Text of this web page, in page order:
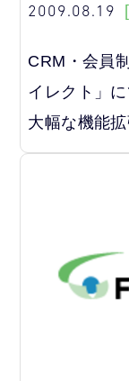
2009.08.19
CRM・会員
イレクト」
大幅な機能